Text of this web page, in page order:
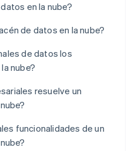
en la nube?
de datos en la nube?
de datos los
nube?
resuelve un
funcionalidades de un